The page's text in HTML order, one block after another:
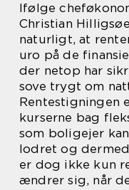
Ifølge
Christian
naturligt, at
uro på de
der netop har
sove trygt om
Rentestigningen
kurserne bag
som boligejer
lodret og
er dog ikke kun
ændrer sig, når